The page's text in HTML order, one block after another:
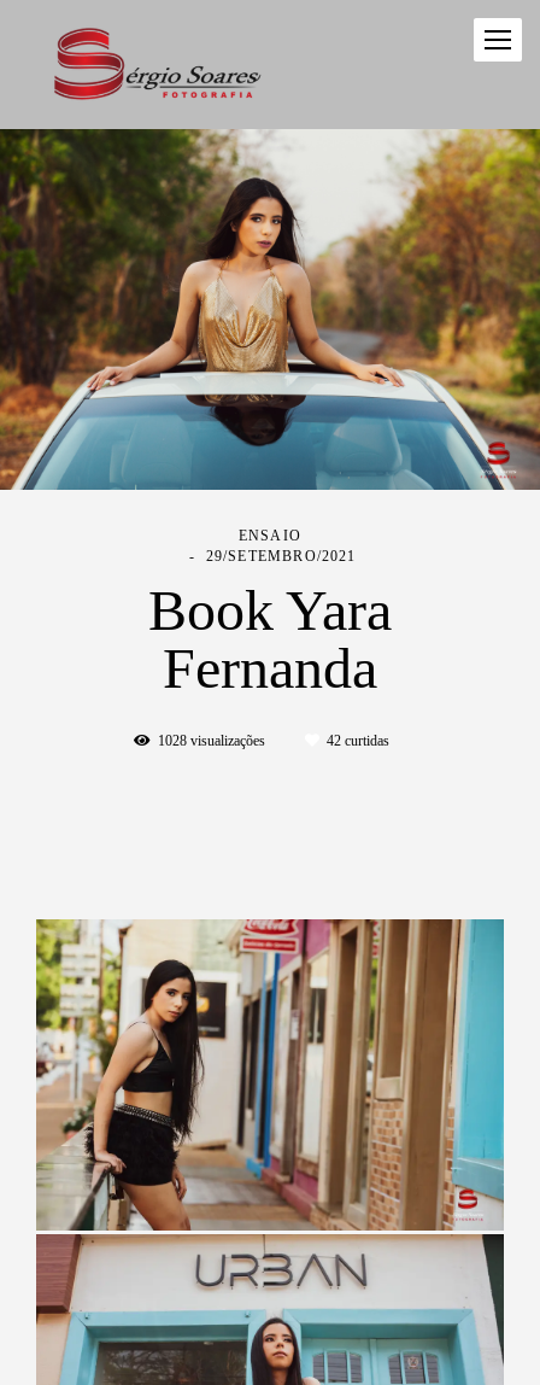
ENSAIO
29/SETEMBRO/2021
Book Yara
Fernanda
1028visualizações 42curtidas